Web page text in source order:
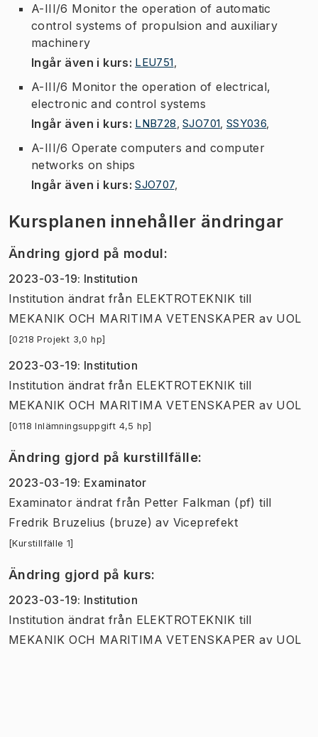
A-III/6 Monitor the operation of automatic
control systems of propulsion and auxiliary
machinery
Ingår även i kurs: LEU751
A-III/6 Monitor the operation of electrical,
electronic and control systems
Ingår även i kurs: LNB728 SJO701 SSY036
A-III/6 Operate computers and computer
networks on ships
Ingår även i kurs: SJO707,
Kursplanen innehåller ändringar
Ändring gjord på modul:
2023-03-19: Institution
Institution ändrat från ELEKTROTEKNIK till
MEKANIK OCH MARITIMA VETENSKAPER av UOL
[0218 Projekt 3,0 hp]
2023-03-19: Institution
Institution ändrat från ELEKTROTEKNIK till
MEKANIK OCH MARITIMA VETENSKAPER av UOL
[0118 Inlämningsuppgift 4,5 hp]
Ändring gjord på kurstillfälle:
2023-03-19: Examinator
Examinator ändrat från Petter Falkman (pf) till
Fredrik Bruzelius (bruze) av Viceprefekt
[Kurstillfälle 1]
Ändring gjord på kurs:
2023-03-19: Institution
Institution ändrat från ELEKTROTEKNIK till
MEKANIK OCH MARITIMA VETENSKAPER av UOL